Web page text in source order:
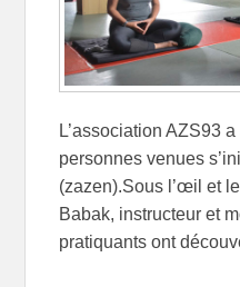
L’association AZS93
personnes venues
(zazen).Sous l’œil et
Babak, instructeur et
pratiquants ont